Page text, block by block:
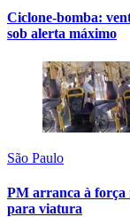
Ciclone-bomba:
sob alerta máximo
São Paulo
PM arranca à força
para viatura